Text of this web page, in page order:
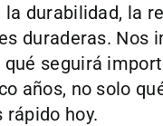
la durabilidad, la
duraderas. Nos
seguirá
años, no solo
rápido hoy.